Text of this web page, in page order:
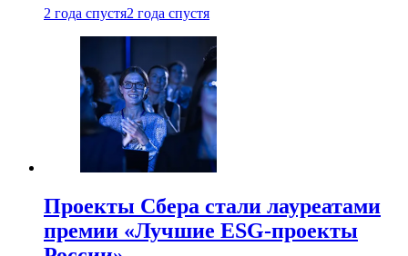
2 года спустя2 года спустя
Проекты Сбера стали лауреатами
премии «Лучшие ESG-проекты